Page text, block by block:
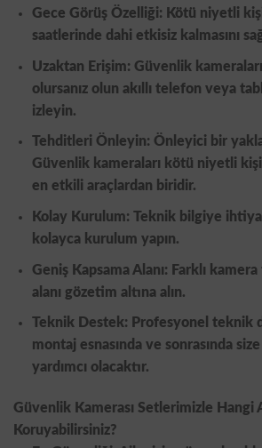
Gece Görüş Özelliği: Kötü niyetli
saatlerinde dahi etkisiz kalmasını
Uzaktan Erişim: Güvenlik
olursanız olun akıllı telefon veya
izleyin.
Tehditleri Önleyin: Önleyici bir
Güvenlik kameraları kötü niyetli
en etkili araçlardan biridir.
Kolay Kurulum: Teknik bilgiye
kolayca kurulum yapın.
Geniş Kapsama Alanı: Farklı
alanı gözetim altına alın.
Teknik Destek: Profesyonel teknik
montaj esnasında ve sonrasında
yardımcı olacaktır.
Güvenlik Kamerası Setlerimizle Hangi
Koruyabilirsiniz?